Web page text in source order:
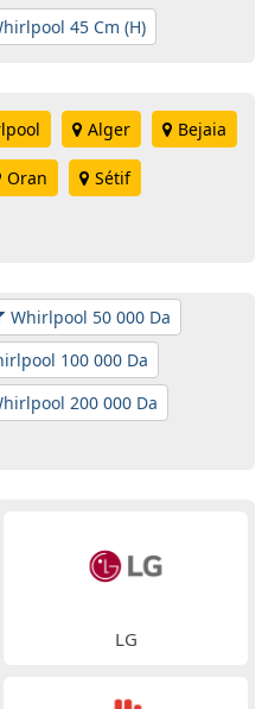
45 Cm (H)
Alger Bejaia
Oran Sétif
Whirlpool 50 000 Da
100 000 Da
200 000 Da
LG